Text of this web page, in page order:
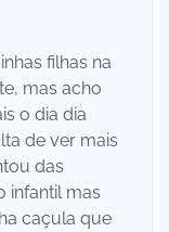
filhas na
mas acho
o dia dia
de ver mais
das
infantil mas
caçula que